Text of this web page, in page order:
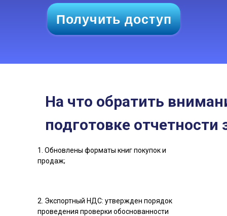
Получить доступ
На что обратить
подготовке отчетности
1. Обновлены форматы книг покупок и
продаж;
2. Экспортный НДС: утвержден порядок
проведения проверки обоснованности